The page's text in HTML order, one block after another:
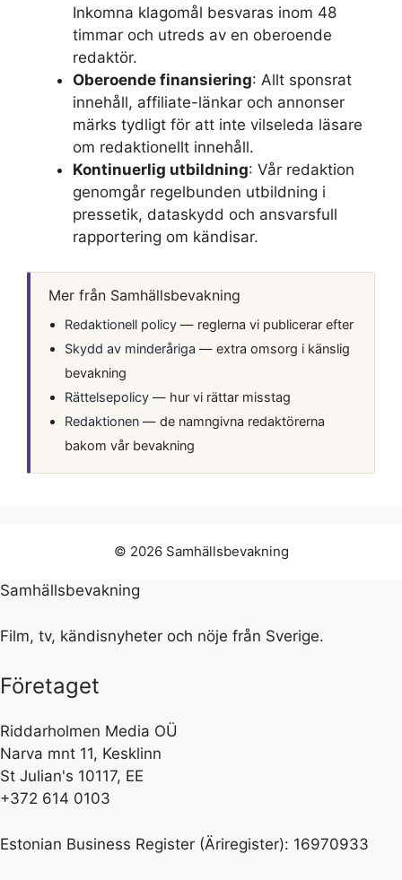
Inkomna klagomål besvaras inom 48
timmar och utreds av en oberoende
redaktör.
Oberoende finansiering: Allt sponsrat
innehåll, affiliate-länkar och annonser
märks tydligt för att inte vilseleda läsare
om redaktionellt innehåll.
Kontinuerlig utbildning: Vår redaktion
genomgår regelbunden utbildning i
pressetik, dataskydd och ansvarsfull
rapportering om kändisar.
Mer från Samhällsbevakning
Redaktionell policy — reglerna vi publicerar efter
Skydd av minderåriga — extra omsorg i känslig
bevakning
Rättelsepolicy — hur vi rättar misstag
Redaktionen — de namngivna redaktörerna
bakom vår bevakning
© 2026 Samhällsbevakning
Samhällsbevakning
Film, tv, kändisnyheter och nöje från Sverige.
Företaget
Riddarholmen Media OÜ
Narva mnt 11, Kesklinn
St Julian's 10117, EE
+372 614 0103
Estonian Business Register (Äriregister): 16970933